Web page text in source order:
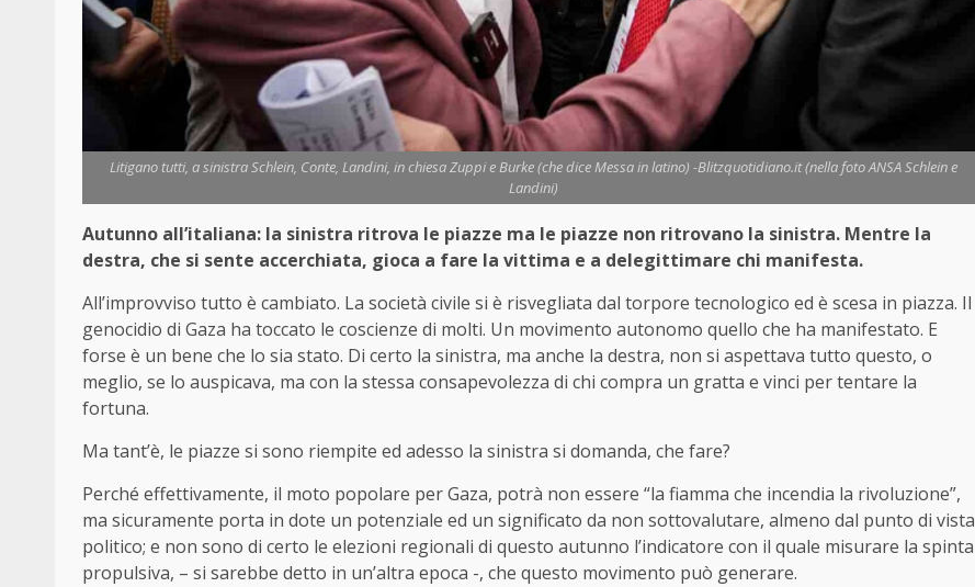
Litigano tutti, a sinistra Schlein, Conte, Landini, in chiesa Zuppi e Burke (che dice Messa in latino) -Blitzquotidiano.it (nella foto ANSA Schlein e
Landini)
Autunno all’italiana: la sinistra ritrova le piazze ma le piazze non ritrovano la sinistra. Mentre la
destra, che si sente accerchiata, gioca a fare la vittima e a delegittimare chi manifesta.
All’improvviso tutto è cambiato. La società civile si è risvegliata dal torpore tecnologico ed è scesa in piazza. Il
genocidio di Gaza ha toccato le coscienze di molti. Un movimento autonomo quello che ha manifestato. E
forse è un bene che lo sia stato. Di certo la sinistra, ma anche la destra, non si aspettava tutto questo, o
meglio, se lo auspicava, ma con la stessa consapevolezza di chi compra un gratta e vinci per tentare la
fortuna.
Ma tant’è, le piazze si sono riempite ed adesso la sinistra si domanda, che fare?
Perché effettivamente, il moto popolare per Gaza, potrà non essere “la fiamma che incendia la rivoluzione”,
ma sicuramente porta in dote un potenziale ed un significato da non sottovalutare, almeno dal punto di vista
politico; e non sono di certo le elezioni regionali di questo autunno l’indicatore con il quale misurare la spinta
propulsiva, – si sarebbe detto in un’altra epoca -, che questo movimento può generare.